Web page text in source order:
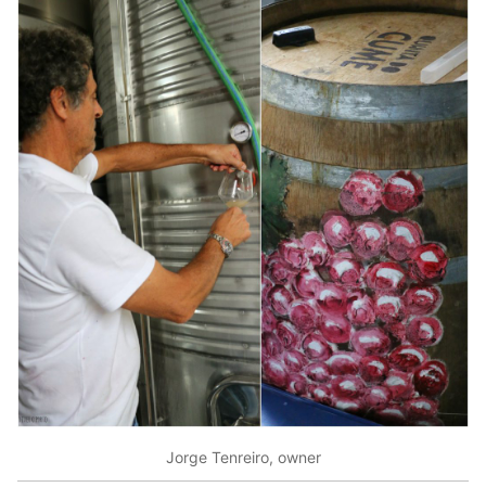
Jorge Tenreiro, owner